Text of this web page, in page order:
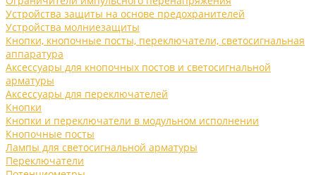
Устройства защиты на основе предохранителей
Устройства молниезащиты
Кнопки, кнопочные посты, переключатели, светосигнальная
аппаратура
Аксессуары для кнопочных постов и светосигнальной
арматуры
Аксессуары для переключателей
Кнопки
Кнопки и переключатели в модульном исполнении
Кнопочные посты
Лампы для светосигнальной арматуры
Переключатели